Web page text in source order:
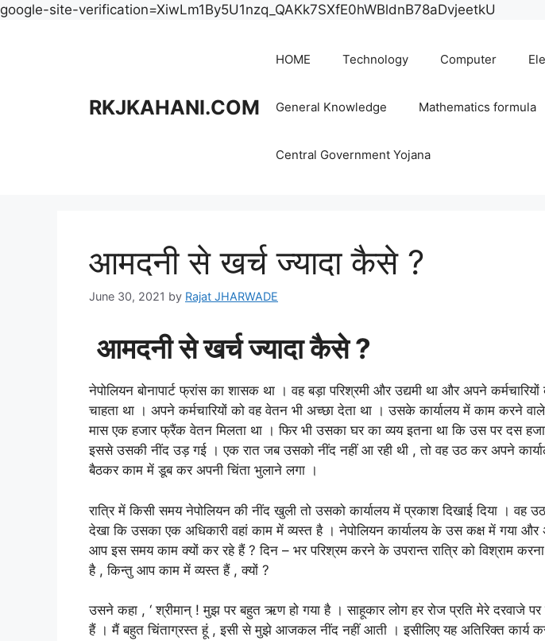
google-site-verification=XiwLm1By5U1nzq_QAKk7SXfE0hWBldnB78aDvjeetkU
RKJKAHANI.COM
HOME Technology Computer
General Knowledge Mathematics formula
Central Government Yojana
आमदनी से खर्च ज्यादा कैसे ?
June 30, 2021 by Rajat JHARWADE
आमदनीसेखर्चज्यादाकैसे?
नेपोलियन बोनापार्ट फ्रांस का शासक था । वह बड़ा परिश्रमी और उद्यमी था और अपने
चाहता था । अपने कर्मचारियों को वह वेतन भी अच्छा देता था । उसके कार्यालय में काम करने
मास एक हजार फ्रैंक वेतन मिलता था । फिर भी उसका घर का व्यय इतना था कि उस पर दस
इससे उसकी नींद उड़ गई । एक रात जब उसको नींद नहीं आ रही थी , तो वह उठ कर अपने
बैठकर काम में डूब कर अपनी चिंता भुलाने लगा ।
रात्रि में किसी समय नेपोलियन की नींद खुली तो उसको कार्यालय में प्रकाश दिखाई दिया । वह
देखा कि उसका एक अधिकारी वहां काम में व्यस्त है । नेपोलियन कार्यालय के उस कक्ष में गया और
आप इस समय काम क्यों कर रहे हैं ? दिन – भर परिश्रम करने के उपरान्त रात्रि को विश्राम
है , किन्तु आप काम में व्यस्त हैं , क्यों ?
उसने कहा , ‘ श्रीमान् ! मुझ पर बहुत ऋण हो गया है । साहूकार लोग हर रोज प्रति मेरे दरवाजे
हैं । मैं बहुत चिंताग्रस्त हूं , इसी से मुझे आजकल नींद नहीं आती । इसीलिए यह अतिरिक्त कार्य